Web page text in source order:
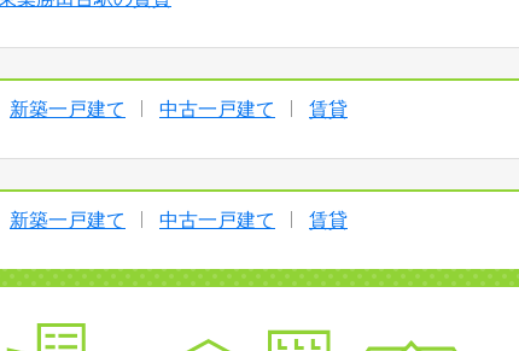
新築一戸建て 中古一戸建て 賃貸
新築一戸建て 中古一戸建て 賃貸